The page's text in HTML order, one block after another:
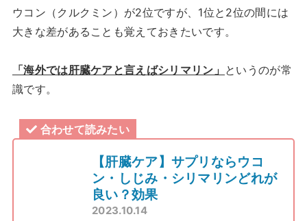
ウコン（クルクミン）が2位ですが、1位と2位の間には
大きな差があることも覚えておきたいです。
「海外では肝臓ケアと言えばシリマリン」 というのが常
識です。
合わせて読みたい
【肝臓ケア】サプリならウコ
ン・しじみ・シリマリンどれが
良い？効果
2023.10.14